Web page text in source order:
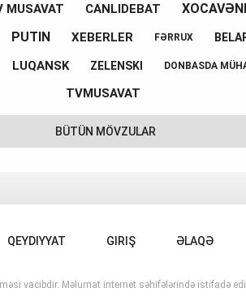
MUSAVAT CANLIDEBAT
PUTIN XEBERLER FƏRRUX
LUQANSK ZELENSKI DONBASDA
TVMUSAVAT
BÜTÜN MÖVZULAR
QEYDIYYAT GIRIŞ ƏLAQƏ
vacibdir. Məlumat internet səhifələrində istifadə